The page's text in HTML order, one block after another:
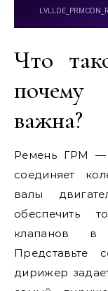
Что
важна?
Ремень ГРМ —
соединяет
валы
обеспечить
клапанов в
Представьте
дирижер